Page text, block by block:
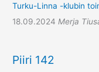
Turku-Linna -klubin
18.09.2024 Merja
Piiri 142